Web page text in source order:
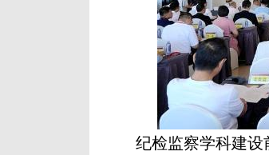
纪检监察学科建设